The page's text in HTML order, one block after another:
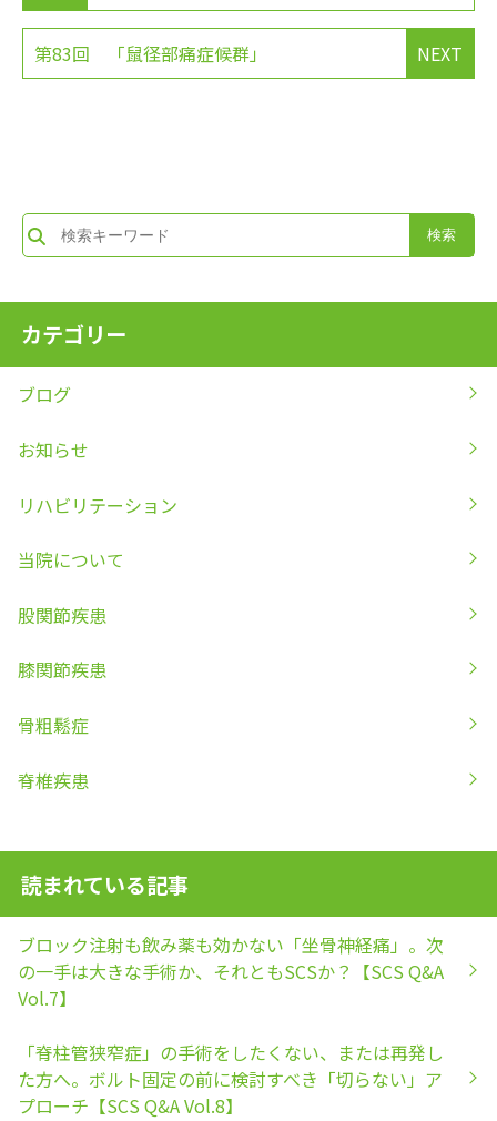
NEXT
第83回 「鼠径部痛症候群」
カテゴリー
ブログ
お知らせ
リハビリテーション
当院について
股関節疾患
膝関節疾患
骨粗鬆症
脊椎疾患
読まれている記事
ブロック注射も飲み薬も効かない「坐骨神経痛」。次
の一手は大きな手術か、それともSCSか？【SCS Q&A
Vol.7】
「脊柱管狭窄症」の手術をしたくない、または再発し
た方へ。ボルト固定の前に検討すべき「切らない」ア
プローチ【SCS Q&A Vol.8】